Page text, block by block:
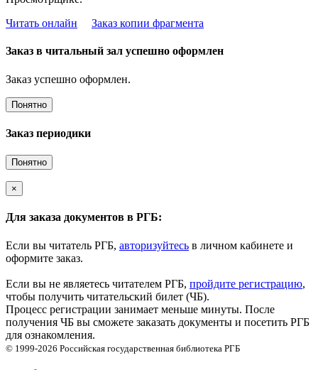
Читать онлайн
Заказ копии фрагмента
Заказ в читальный зал успешно оформлен
Заказ успешно оформлен.
Понятно
Заказ периодики
Понятно
×
Для заказа документов в РГБ:
Если вы читатель РГБ, авторизуйтесь в личном кабинете и
оформите заказ.
Если вы не являетесь читателем РГБ, пройдите регистрацию,
чтобы получить читательский билет (ЧБ).
Процесс регистрации занимает меньше минуты. После
получения ЧБ вы сможете заказать документы и посетить РГБ
для ознакомления.
© 1999-2026 Российская государственная библиотека РГБ